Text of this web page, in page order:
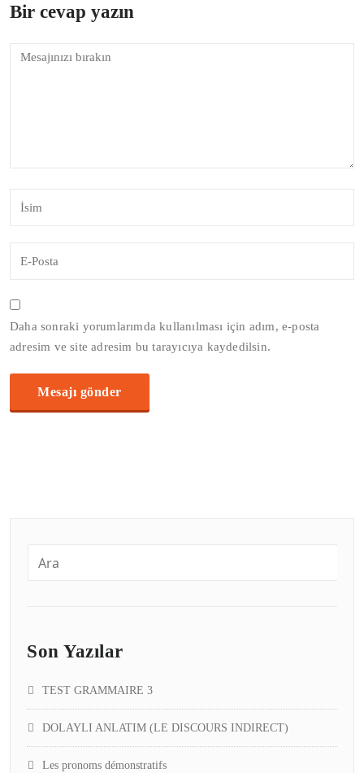
Bir cevap yazın
Daha sonraki yorumlarımda kullanılması için adım, e-posta
adresim ve site adresim bu tarayıcıya kaydedilsin.
Son Yazılar
TEST GRAMMAIRE 3
DOLAYLI ANLATIM (LE DISCOURS INDIRECT)
Les pronoms démonstratifs